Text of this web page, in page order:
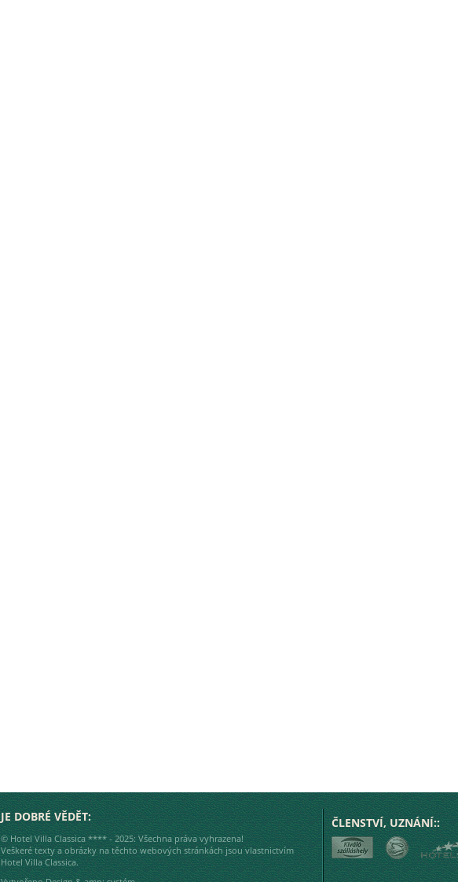
JE DOBRÉ VĚDĚT:
© Hotel Villa Classica **** - 2025: Všechna práva vyhrazena!
Veškeré texty a obrázky na těchto webových stránkách jsou vlastnictvím
Hotel Villa Classica.
ČLENSTVÍ, UZNÁNÍ::